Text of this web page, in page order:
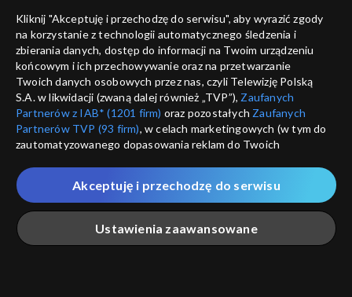
Złoty chłopak
odc. 183
Złoty chłopak
odc. 182
Złoty chłopak
odc. 181
Złoty chłopak
odc. 180
Kliknij "Akceptuję i przechodzę do serwisu", aby wyrazić zgody
na korzystanie z technologii automatycznego śledzenia i
zbierania danych, dostęp do informacji na Twoim urządzeniu
końcowym i ich przechowywanie oraz na przetwarzanie
Twoich danych osobowych przez nas, czyli Telewizję Polską
S.A. w likwidacji (zwaną dalej również „TVP”), Zaufanych
Partnerów z IAB* (1201 firm) oraz pozostałych Zaufanych
Partnerów TVP (93 firm), w celach marketingowych (w tym do
zautomatyzowanego dopasowania reklam do Twoich
które wskazujemy poniżej, a także zgody na udostępnianie
przez nas identyfikatora PPID do Google.
Twoje dane osobowe zbierane podczas odwiedzania przez
Ciebie naszych
poszczególnych serwisówzwanych dalej
„Portalem”, w tym informacje zapisywane za pomocą
Ustawienia zaawansowane
Akceptuję i przechodzę do serwisu